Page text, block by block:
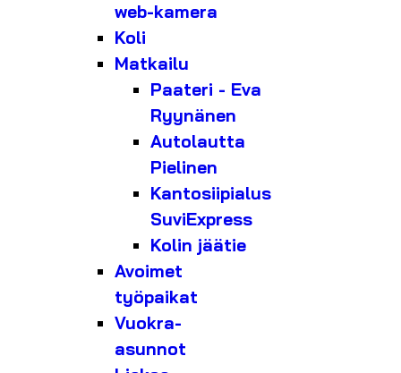
web-kamera
Koli
Matkailu
Paateri - Eva
Ryynänen
Autolautta
Pielinen
Kantosiipialus
SuviExpress
Kolin jäätie
Avoimet
työpaikat
Vuokra-
asunnot